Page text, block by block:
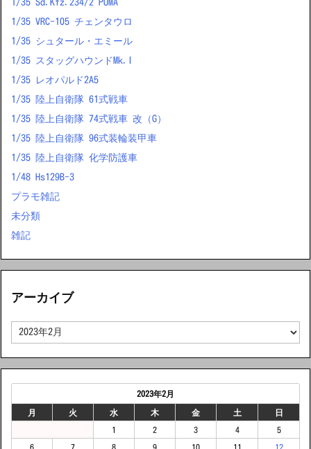
1/35 Sd.Kfz.234/2 PUMA
1/35 VRC-105 チェンタウロ
1/35 シュタール・エミール
1/35 スタッグハウンドMk.I
1/35 レオパルド2A5
1/35 陸上自衛隊 61式戦車
1/35 陸上自衛隊 74式戦車 改（G）
1/35 陸上自衛隊 96式装輪装甲車
1/35 陸上自衛隊 化学防護車
1/48 Hs129B-3
プラモ雑記
未分類
雑記
アーカイブ
ア
2023年2月
月 火 水 木 金 土 日
1 2 3 4 5
6 7 8 9 10 11 12